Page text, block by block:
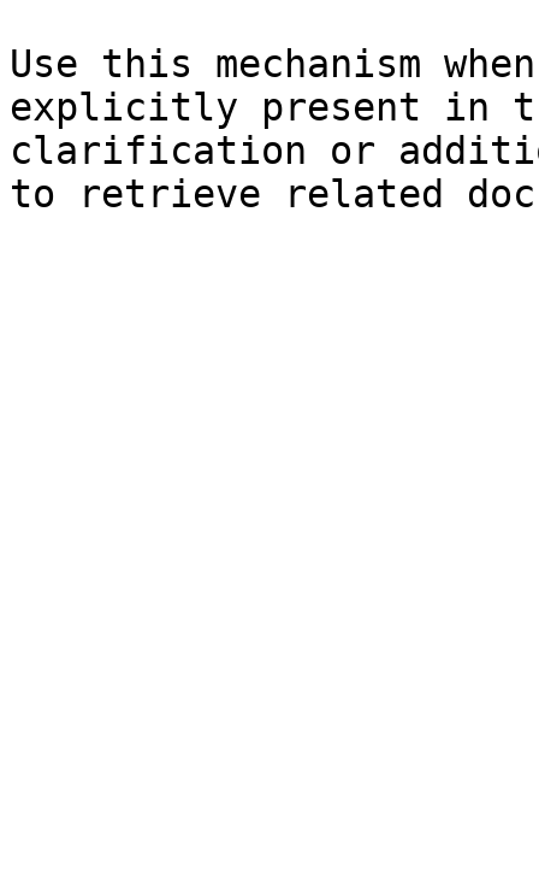
Use this mechanism
explicitly present in
clarification or